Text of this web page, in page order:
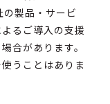
の製品・サービ
るご導入の支援
合があります。
うことはありま